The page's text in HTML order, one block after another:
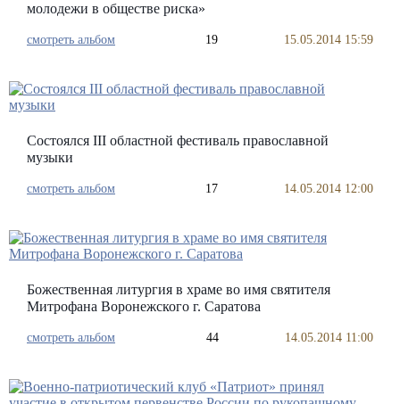
молодежи в обществе риска»
смотреть альбом 19 15.05.2014 15:59
Состоялся III областной фестиваль православной
музыки
смотреть альбом 17 14.05.2014 12:00
Божественная литургия в храме во имя святителя
Митрофана Воронежского г. Саратова
смотреть альбом 44 14.05.2014 11:00